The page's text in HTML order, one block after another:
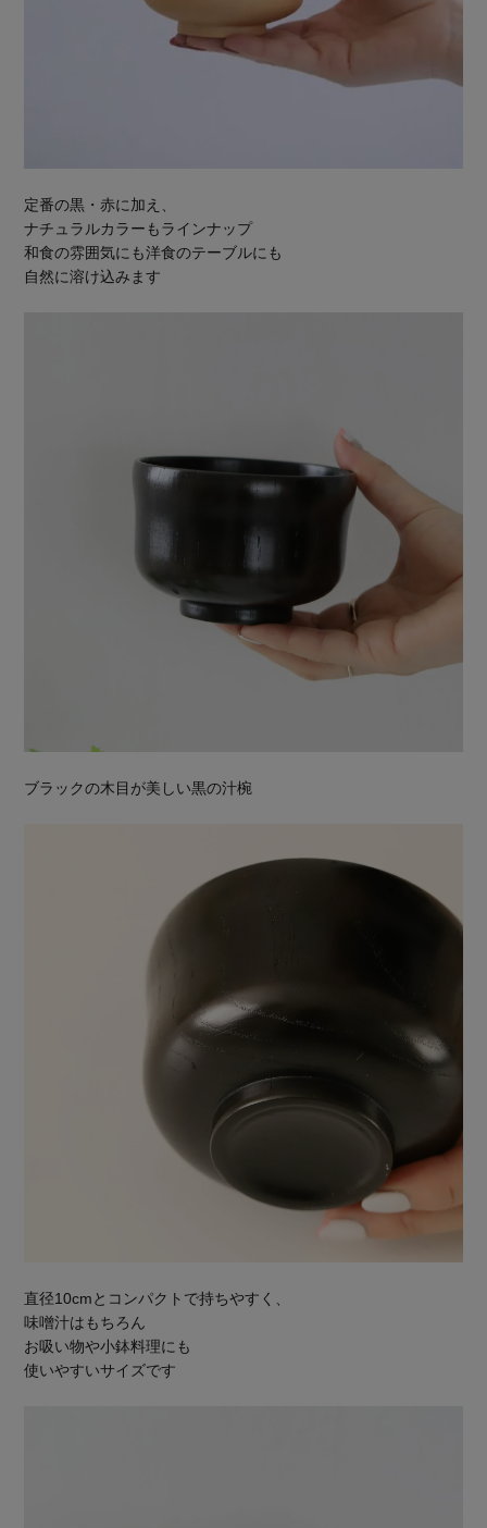
定番の黒・赤に加え、
ナチュラルカラーもラインナップ
和食の雰囲気にも洋食のテーブルにも
自然に溶け込みます
ブラックの木目が美しい黒の汁椀
直径10cmとコンパクトで持ちやすく、
味噌汁はもちろん
お吸い物や小鉢料理にも
使いやすいサイズです